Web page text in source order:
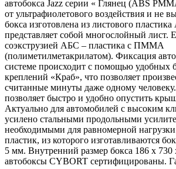
автобокса Jazz серии « Глянец (ABS
от ультрафиолетового воздействия и не
бокса изготовлена из листового
представляет собой многослойный лист.
соэкструзией АБС – пластика с ПММА
(полиметилметакрилатом). Фиксация
системе происходит с помощью удобных
креплений «Краб», что позволяет
считанные минуты даже одному
позволяет быстро и удобно опустить
Актуально для автомобилей с высоким
усилено стальными продольными
необходимыми для равномерной
пластик, из которого изготавливаются
5 мм. Внутренний размер бокса 186 x
автобоксы CYBORT сертифицированы.